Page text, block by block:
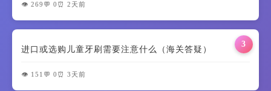
👁️ 269 💬 0 ⏰ 2天前
3
进口或选购儿童牙刷需要注意什么（海关答疑）
👁️ 151 💬 0 ⏰ 3天前